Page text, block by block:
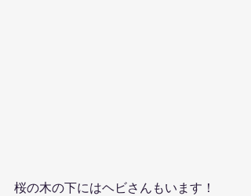
桜の木の下にはヘビさんもいます！